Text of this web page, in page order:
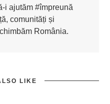
i ajutăm #împreună
comunități și
România.
LIKE